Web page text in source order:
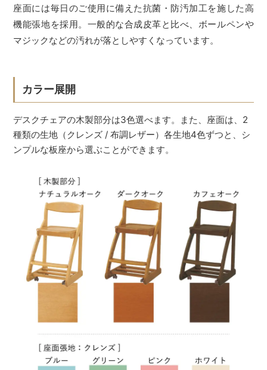
座面には毎日のご使用に備えた抗菌・防汚加工を施した高
機能張地を採用。一般的な合成皮革と比べ、ボールペンや
マジックなどの汚れが落としやすくなっています。
カラー展開
デスクチェアの木製部分は3色選べます。また、座面は、2
種類の生地（クレンズ / 布調レザー）各生地4色ずつと、シ
ンプルな板座から選ぶことができます。